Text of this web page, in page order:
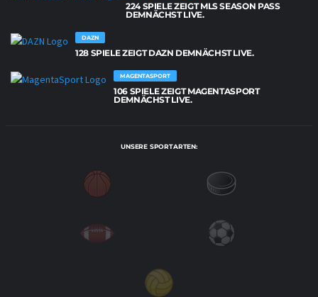
224 SPIELE ZEIGT MLS SEASON PASS
DEMNÄCHST LIVE.
DAZN
128 SPIELE ZEIGT DAZN DEMNÄCHST LIVE.
MAGENTASPORT
106 SPIELE ZEIGT MAGENTASPORT
DEMNÄCHST LIVE.
UNSERE SPORTARTEN: